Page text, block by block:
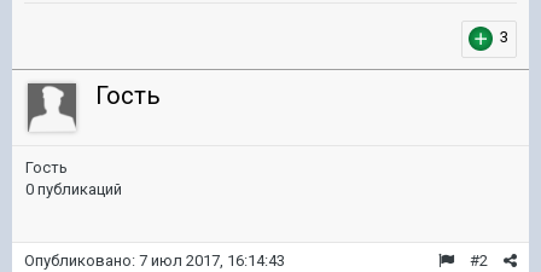
3
Гость
Гость
0 публикаций
#2
Опубликовано: 7 июл 2017, 16:14:43